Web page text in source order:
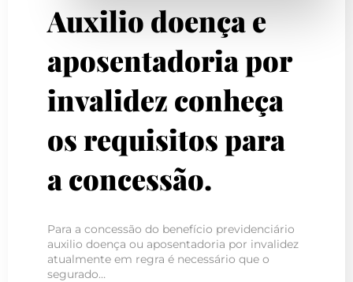
Auxilio doença e
aposentadoria por
invalidez conheça
os requisitos para
a concessão.
Para a concessão do benefício previdenciário
auxilio doença ou aposentadoria por invalidez
atualmente em regra é necessário que o
segurado…